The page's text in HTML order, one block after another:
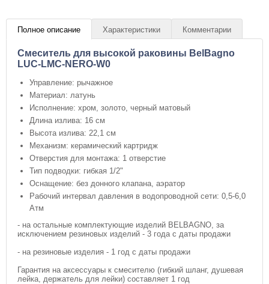
Полное описание Характеристики Комментарии
Смеситель для высокой раковины BelBagno
LUC-LMC-NERO-W0
Управление: рычажное
Материал: латунь
Исполнение: хром, золото, черный матовый
Длина излива: 16 см
Высота излива: 22,1 см
Механизм: керамический картридж
Отверстия для монтажа: 1 отверстие
Тип подводки: гибкая 1/2"
Оснащение: без донного клапана, аэратор
Рабочий интервал давления в водопроводной сети: 0,5-6,0
Атм
- на остальные комплектующие изделий BELBAGNO, за
исключением резиновых изделий - 3 года с даты продажи
- на резиновые изделия - 1 год с даты продажи
Гарантия на аксессуары к смесителю (гибкий шланг, душевая
лейка, держатель для лейки) составляет 1 год